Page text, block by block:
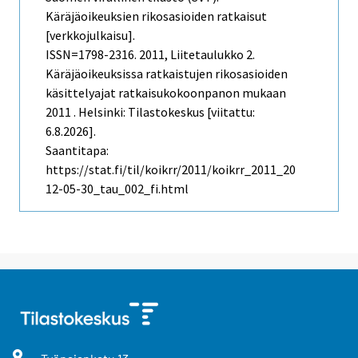
Käräjäoikeuksien rikosasioiden ratkaisut
[verkkojulkaisu].
ISSN=1798-2316. 2011, Liitetaulukko 2.
Käräjäoikeuksissa ratkaistujen rikosasioiden
käsittelyajat ratkaisukokoonpanon mukaan
2011 . Helsinki: Tilastokeskus [viitattu:
6.8.2026].
Saantitapa:
https://stat.fi/til/koikrr/2011/koikrr_2011_20
12-05-30_tau_002_fi.html